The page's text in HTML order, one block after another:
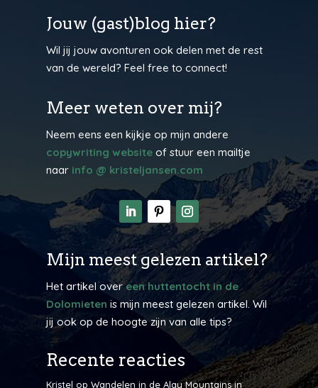
Jouw (gast)blog hier?
Wil jij jouw avonturen ook delen met de rest
van de wereld? Feel free to connect!
Meer weten over mij?
Neem eens een kijkje op mijn andere
copywriting websiteof stuur een mailtje
naar info @ kristeljansen.com
Mijn meest gelezen artikel?
Het artikel overeen huttentocht in de
Dolomieten is mijn meest gelezen artikel. Wil
jij ook op de hoogte zijn van alle tips?
Recente reacties
Kristel op Wandelen in de Alay Mountains in